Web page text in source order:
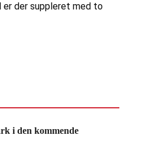
er der suppleret med to
i den kommende